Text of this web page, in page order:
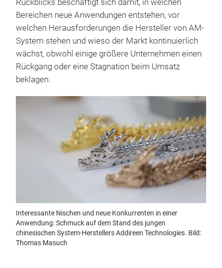
Rückblicks beschäftigt sich damit, in welchen
Bereichen neue Anwendungen entstehen, vor
welchen Herausforderungen die Hersteller von AM-
System stehen und wieso der Markt kontinuierlich
wächst, obwohl einige größere Unternehmen einen
Rückgang oder eine Stagnation beim Umsatz
beklagen.
Interessante Nischen und neue Konkurrenten in einer
Anwendung: Schmuck auf dem Stand des jungen
chinesischen System-Herstellers Addireen Technologies. Bild:
Thomas Masuch